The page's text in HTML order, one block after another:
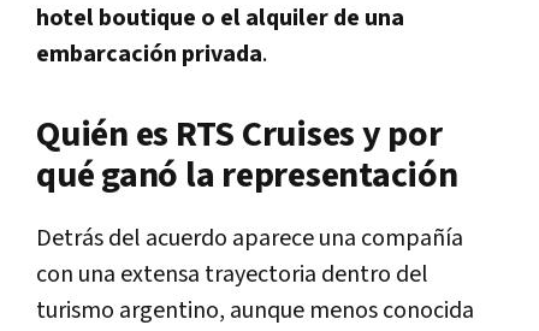
hotel boutique o el alquiler de una
embarcación privada.
Quién es RTS Cruises y por
qué ganó la representación
Detrás del acuerdo aparece una compañía
con una extensa trayectoria dentro del
turismo argentino, aunque menos conocida